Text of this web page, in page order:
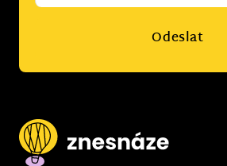
Odeslat